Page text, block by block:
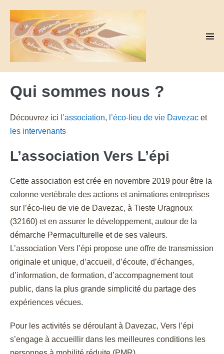
content
Qui sommes nous ?
Découvrez ici l’association, l’éco-lieu de vie Davezac et
les intervenants
L’association Vers L’épi
Cette association est crée en novembre 2019 pour être la
colonne vertébrale des actions et animations entreprises
sur l’éco-lieu de vie de Davezac, à Tieste Uragnoux
(32160) et en assurer le développement, autour de la
démarche Permaculturelle et de ses valeurs.
L’association Vers l’épi propose une offre de transmission
originale et unique, d’accueil, d’écoute, d’échanges,
d’information, de formation, d’accompagnement tout
public, dans la plus grande simplicité du partage des
expériences vécues.
Pour les activités se déroulant à Davezac, Vers l’épi
s’engage à accueillir dans les meilleures conditions les